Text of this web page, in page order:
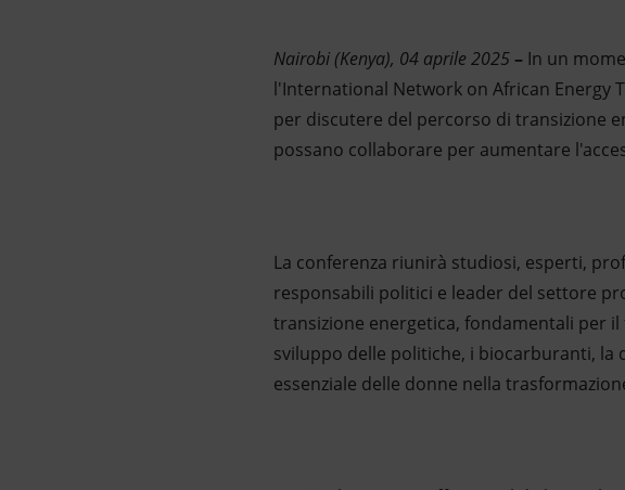
Nairobi (Kenya), 04 aprile 2025 – In un
l'International Network on African Energy
per discutere del percorso di transizione
possano collaborare per aumentare
La conferenza riunirà studiosi, esperti,
responsabili politici e leader del settore
transizione energetica, fondamentali per
sviluppo delle politiche, i biocarburanti, la
essenziale delle donne nella